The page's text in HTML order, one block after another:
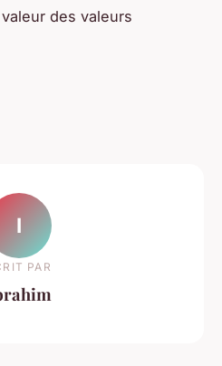
des valeurs
I
PAR